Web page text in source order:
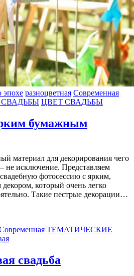
эпохе разноцветная Современная
ЦВЕТ СВАДЬБЫ
бумажным
материал для декорирования чего
не исключение. Представляем
фотосессию с ярким,
который очень легко
Такие пестрые декорации…
ТЕМАТИЧЕСКИЕ
свадьба